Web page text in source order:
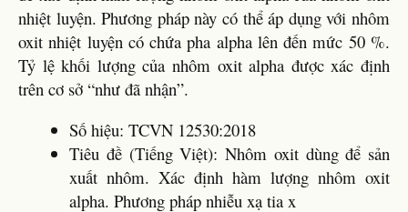
nhiệt luyện. Phương pháp này có thể áp dụng với nhôm
oxit nhiệt luyện có chứa pha alpha lên đến mức 50 %.
Tỷ lệ khối lượng của nhôm oxit alpha được xác định
trên cơ sở “như đã nhận”.
Số hiệu: TCVN 12530:2018
Tiêu đề (Tiếng Việt): Nhôm oxit dùng để sản
xuất nhôm. Xác định hàm lượng nhôm oxit
alpha. Phương pháp nhiễu xạ tia x